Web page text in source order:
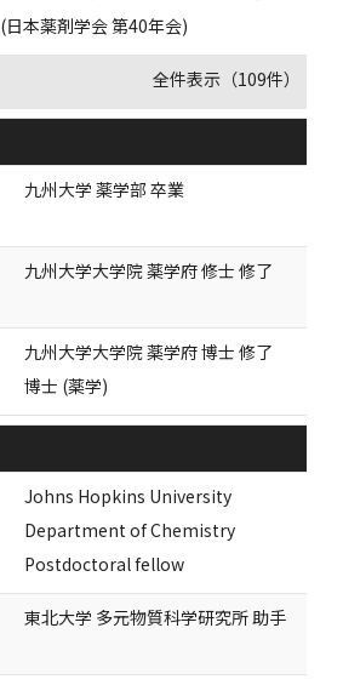
(日本薬剤学会 第40年会)
全件表示（109件）
九州大学 薬学部 卒業
九州大学大学院 薬学府 修士 修了
九州大学大学院 薬学府 博士 修了
博士 (薬学)
Johns Hopkins University
Department of Chemistry
Postdoctoral fellow
東北大学 多元物質科学研究所 助手